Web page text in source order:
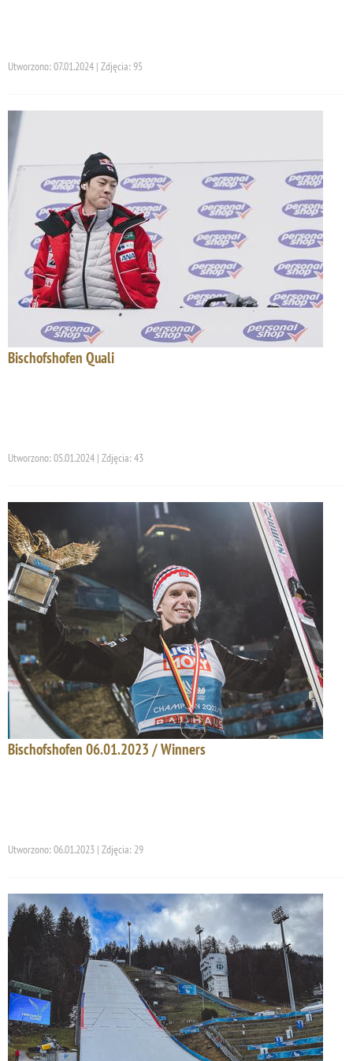
Utworzono: 07.01.2024 | Zdjęcia: 95
Bischofshofen Quali
Utworzono: 05.01.2024 | Zdjęcia: 43
Bischofshofen 06.01.2023 / Winners
Utworzono: 06.01.2023 | Zdjęcia: 29